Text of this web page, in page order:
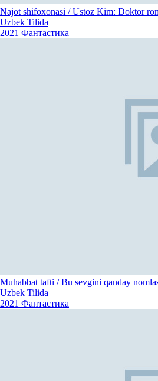
Najot shifoxonasi / Ustoz Kim: Doktor
Uzbek Tilida
2021 Фантастика
Muhabbat tafti / Bu sevgini qanday
Uzbek Tilida
2021 Фантастика